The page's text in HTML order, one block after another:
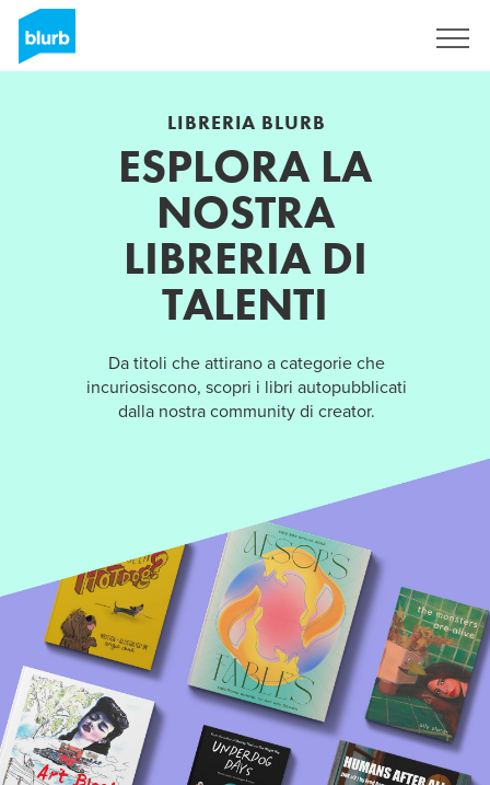
LIBRERIA BLURB
ESPLORA LA
NOSTRA
LIBRERIA DI
TALENTI
Da titoli che attirano a categorie che
incuriosiscono, scopri i libri autopubblicati
dalla nostra community di creator.